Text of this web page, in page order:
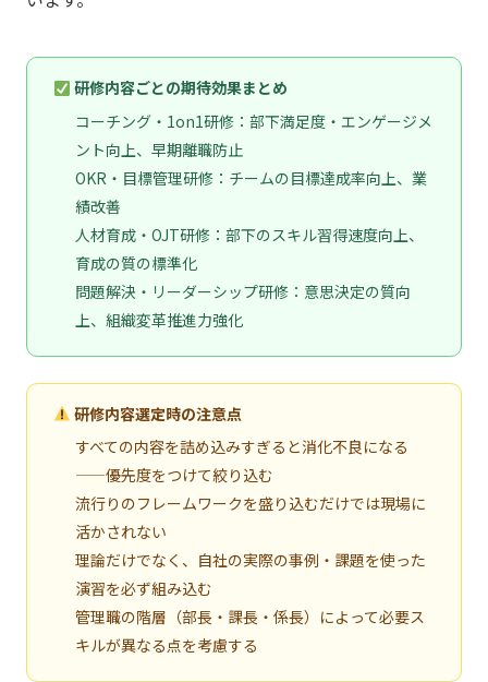
研修内容ごとの期待効果まとめ
コーチング・1on1研修：部下満足度・エンゲージメ
ント向上、早期離職防止
OKR・目標管理研修：チームの目標達成率向上、業
績改善
人材育成・OJT研修：部下のスキル習得速度向上、
育成の質の標準化
問題解決・リーダーシップ研修：意思決定の質向
上、組織変革推進力強化
研修内容選定時の注意点
すべての内容を詰め込みすぎると消化不良になる
——優先度をつけて絞り込む
流行りのフレームワークを盛り込むだけでは現場に
活かされない
理論だけでなく、自社の実際の事例・課題を使った
演習を必ず組み込む
管理職の階層（部長・課長・係長）によって必要ス
キルが異なる点を考慮する